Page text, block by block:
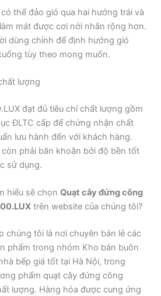
thể đảo gió qua hai hướng trái và
mát được cơi nới nhân rộng hơn.
dùng chỉnh để định hướng gió
tùy theo mong muốn.
lượng
đạt đủ tiêu chí chất lượng gồm
ĐLTC cấp để chứng nhận chất
lưu hành đến với khách hàng.
phải băn khoăn bởi độ bền tốt
sử dụng.
hiểu sẽ chọn Quạt cây đứng công
trên website của chúng tôi?
chúng tôi là nơi chuyên bán lẻ các
phẩm trong nhóm Kho bán buôn
bếp giá tốt tại Hà Nội, trong
phẩm quạt cây đứng công
lượng. Hàng hóa được cung ứng